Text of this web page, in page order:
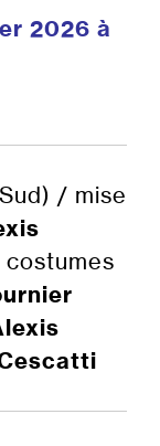
2026 à
/ mise